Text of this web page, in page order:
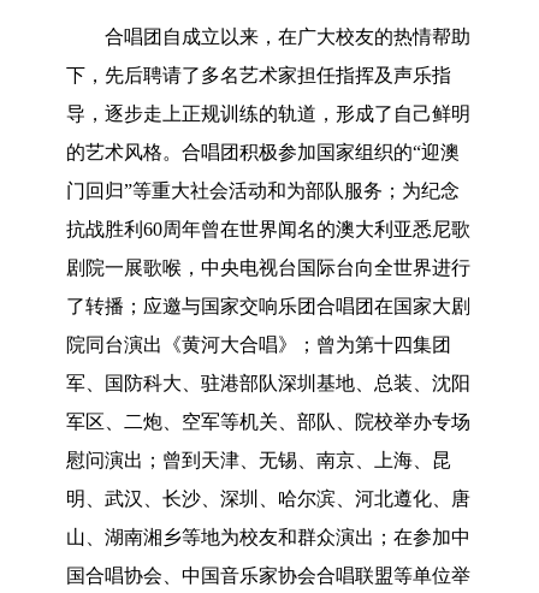
合唱团自成立以来，在广大校友的热情帮助
下，先后聘请了多名艺术家担任指挥及声乐指
导，逐步走上正规训练的轨道，形成了自己鲜明
的艺术风格。合唱团积极参加国家组织的“迎澳
门回归”等重大社会活动和为部队服务；为纪念
抗战胜利60周年曾在世界闻名的澳大利亚悉尼歌
剧院一展歌喉，中央电视台国际台向全世界进行
了转播；应邀与国家交响乐团合唱团在国家大剧
院同台演出《黄河大合唱》；曾为第十四集团
军、国防科大、驻港部队深圳基地、总装、沈阳
军区、二炮、空军等机关、部队、院校举办专场
慰问演出；曾到天津、无锡、南京、上海、昆
明、武汉、长沙、深圳、哈尔滨、河北遵化、唐
山、湖南湘乡等地为校友和群众演出；在参加中
国合唱协会、中国音乐家协会合唱联盟等单位举